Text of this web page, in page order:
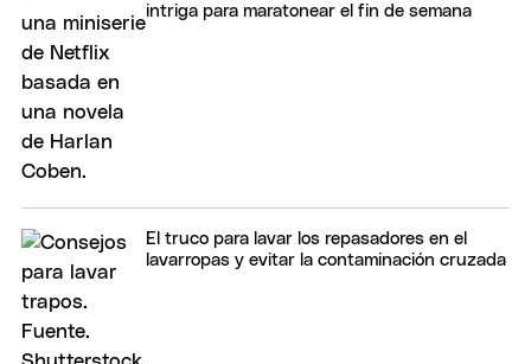
intriga para maratonear el fin de semana
El truco para lavar los repasadores en el
lavarropas y evitar la contaminación cruzada